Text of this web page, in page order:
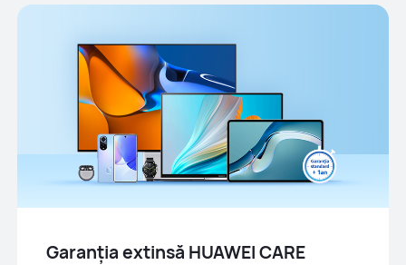
Garanția extinsă HUAWEI CARE